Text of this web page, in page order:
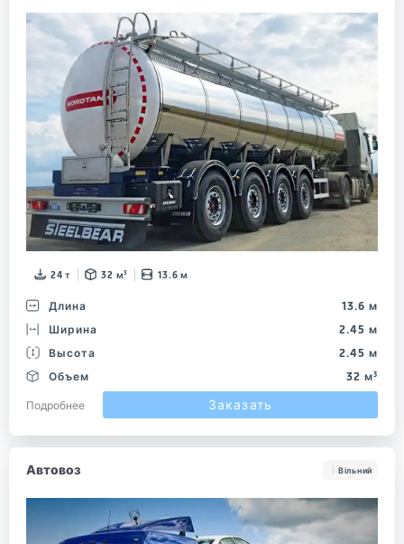
24 т 32 м³ 13.6 м
Длина
13.6 м
Ширина
2.45 м
Высота
2.45 м
Объем
32 м³
Подробнее
Заказать
Автовоз Вільний